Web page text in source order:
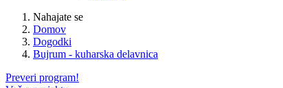
Nahajate se
Domov
Dogodki
Bujrum - kuharska delavnica
Preveri program!